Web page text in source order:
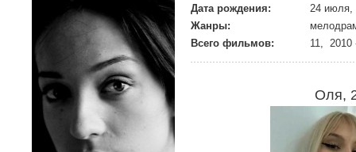
Дата рождения:
24 июля,
Жанры:
Всего фильмов:
11, 2010
Оля,